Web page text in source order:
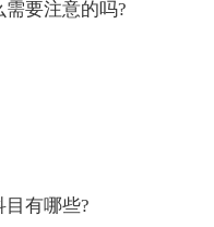
要注意的吗?
有哪些?